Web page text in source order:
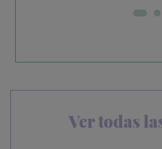
Ver todas